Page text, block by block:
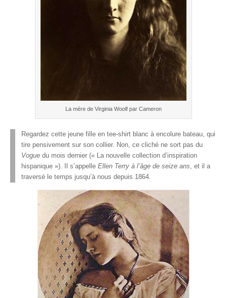
La mère de Virginia Woolf par Cameron
Regardez cette jeune fille en tee-shirt blanc à encolure bateau, qui
tire pensivement sur son collier. Non, ce cliché ne sort pas du
Vogue du mois dernier (« La nouvelle collection d’inspiration
hispanique »). Il s’appelle Ellen Terry à l’âge de seize ans, et il a
traversé le temps jusqu’à nous depuis 1864.